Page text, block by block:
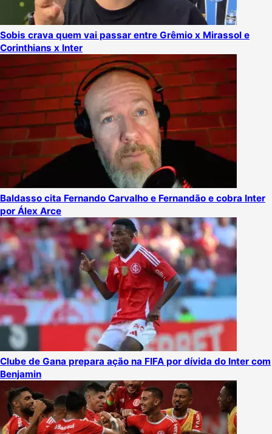
Sobis crava quem vai passar entre Grêmio x Mirassol e
Corinthians x Inter
Baldasso cita Fernando Carvalho e Fernandão e cobra Inter
por Álex Arce
Clube de Gana prepara ação na FIFA por dívida do Inter com
Benjamin